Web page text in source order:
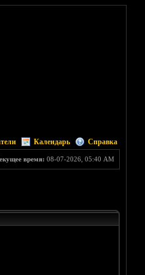
Календарь Справка
время: 08-07-2026, 05:40 AM